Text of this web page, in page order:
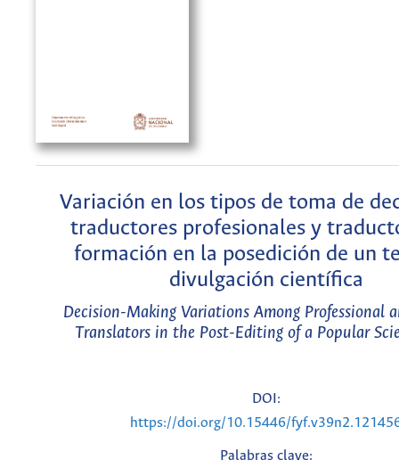
Variación en los tipos de toma de
traductores profesionales y
formación en la posedición de un
divulgación científica
Decision-Making Variations Among Professional
Translators in the Post-Editing of a Popular
DOI:
https://doi.org/10.15446/
Palabras clave: